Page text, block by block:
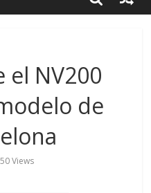
el NV200
de
Views